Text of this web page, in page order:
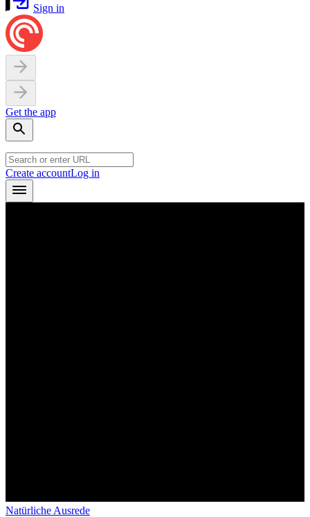
Sign in
Get the app
Create accountLog in
Natürliche Ausrede